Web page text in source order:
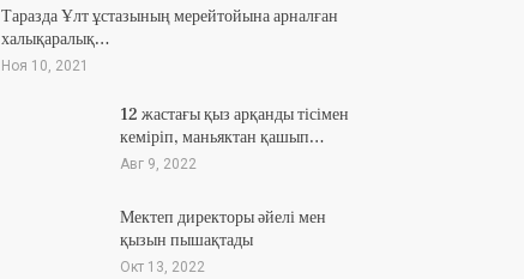
Таразда Ұлт ұстазының мерейтойына арналған
халықаралық…
Ноя 10, 2021
12 жастағы қыз арқанды тісімен
кеміріп, маньяктан қашып…
Авг 9, 2022
Мектеп директоры әйелі мен
қызын пышақтады
Окт 13, 2022